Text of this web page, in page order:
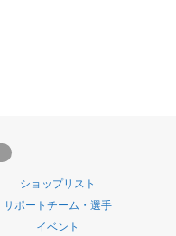
ショップリスト
サポートチーム・選手
イベント